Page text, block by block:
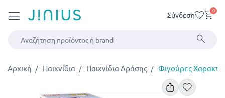
Σύνδεση 0
Αρχική Παιχνίδια Παιχνίδια Δράσης Φιγούρες